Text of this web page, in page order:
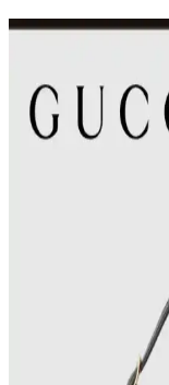
Andres Gallardo
deri dokusuyla estetik
ve İkinci El
Çanta koleksiyonları
Kullanım sıklığına
ve ikinci el alışverişte
30'lu Yaşlardaki
Fonksiyonellik